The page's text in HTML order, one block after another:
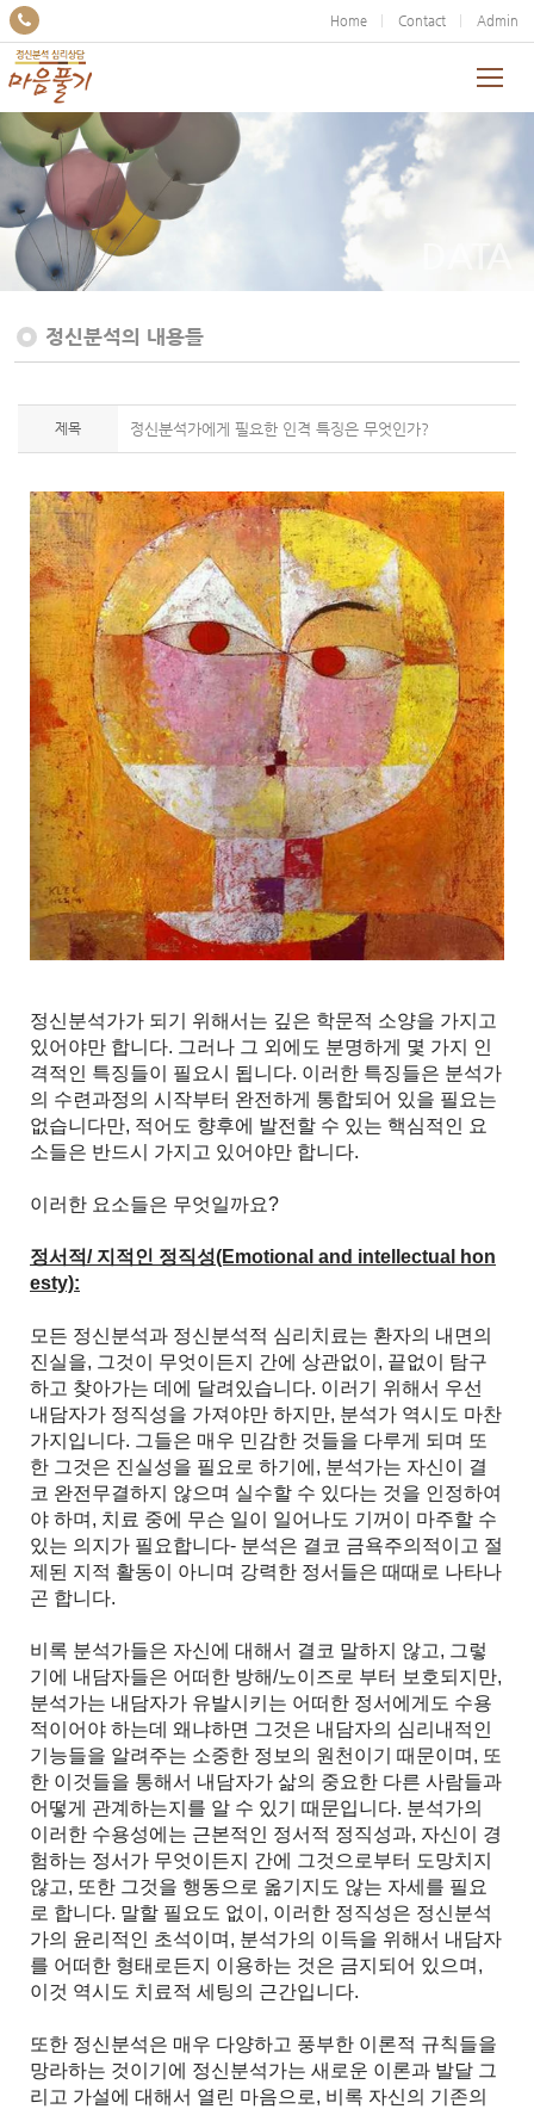
Home Contact Admin
정신분석의 내용들
제목 정신분석가에게 필요한 인격 특징은 무엇인가?
정신분석가가 되기 위해서는 깊은 학문적 소양을 가지고
있어야만 합니다. 그러나 그 외에도 분명하게 몇 가지 인
격적인 특징들이 필요시 됩니다. 이러한 특징들은 분석가
의 수련과정의 시작부터 완전하게 통합되어 있을 필요는
없습니다만, 적어도 향후에 발전할 수 있는 핵심적인 요
소들은 반드시 가지고 있어야만 합니다.
이러한 요소들은 무엇일까요?
정서적/ 지적인 정직성(Emotional and intellectual hon
esty):
모든 정신분석과 정신분석적 심리치료는 환자의 내면의
진실을, 그것이 무엇이든지 간에 상관없이, 끝없이 탐구
하고 찾아가는 데에 달려있습니다. 이러기 위해서 우선
내담자가 정직성을 가져야만 하지만, 분석가 역시도 마찬
가지입니다. 그들은 매우 민감한 것들을 다루게 되며 또
한 그것은 진실성을 필요로 하기에, 분석가는 자신이 결
코 완전무결하지 않으며 실수할 수 있다는 것을 인정하여
야 하며, 치료 중에 무슨 일이 일어나도 기꺼이 마주할 수
있는 의지가 필요합니다- 분석은 결코 금욕주의적이고 절
제된 지적 활동이 아니며 강력한 정서들은 때때로 나타나
곤 합니다.
비록 분석가들은 자신에 대해서 결코 말하지 않고, 그렇
기에 내담자들은 어떠한 방해/노이즈로 부터 보호되지만,
분석가는 내담자가 유발시키는 어떠한 정서에게도 수용
적이어야 하는데 왜냐하면 그것은 내담자의 심리내적인
기능들을 알려주는 소중한 정보의 원천이기 때문이며, 또
한 이것들을 통해서 내담자가 삶의 중요한 다른 사람들과
어떻게 관계하는지를 알 수 있기 때문입니다. 분석가의
이러한 수용성에는 근본적인 정서적 정직성과, 자신이 경
험하는 정서가 무엇이든지 간에 그것으로부터 도망치지
않고, 또한 그것을 행동으로 옮기지도 않는 자세를 필요
로 합니다. 말할 필요도 없이, 이러한 정직성은 정신분석
가의 윤리적인 초석이며, 분석가의 이득을 위해서 내담자
를 어떠한 형태로든지 이용하는 것은 금지되어 있으며,
이것 역시도 치료적 세팅의 근간입니다.
또한 정신분석은 매우 다양하고 풍부한 이론적 규칙들을
망라하는 것이기에 정신분석가는 새로운 이론과 발달 그
리고 가설에 대해서 열린 마음으로, 비록 자신의 기존의